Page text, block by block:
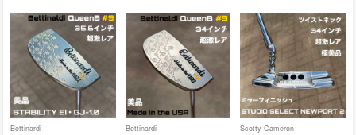
Bettinardi Bettinardi Scotty Cameron